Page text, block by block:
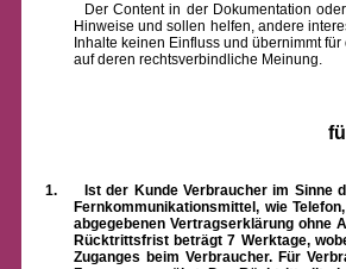
Der Content in der Dokumentation oder
Hinweise und sollen helfen, andere
Inhalte keinen Einfluss und übernimmt
auf deren rechtsverbindliche Meinung.
1.
Ist der Kunde Verbraucher im Sinne
Fernkommunikationsmittel, wie
abgegebenen Vertragserklärung ohne
Rücktrittsfrist beträgt 7 Werktage,
Zuganges beim Verbraucher. Für